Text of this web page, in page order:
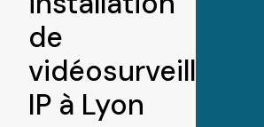
de
vidéosurveillance
IP à Lyon